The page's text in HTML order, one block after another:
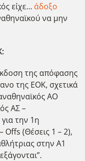
είχε… άδοξο
να μην
της απόφασης
της ΕΟΚ, σχετικά
ΑΟ
ΑΣ –
την 1η
Offs (Θέσεις 1 – 2),
στην Α1